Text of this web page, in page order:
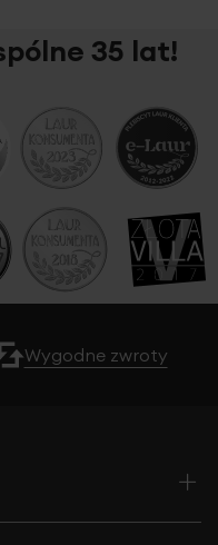
35 lat!
Wygodne zwroty